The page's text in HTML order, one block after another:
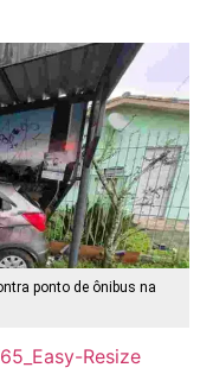
ponto de ônibus na